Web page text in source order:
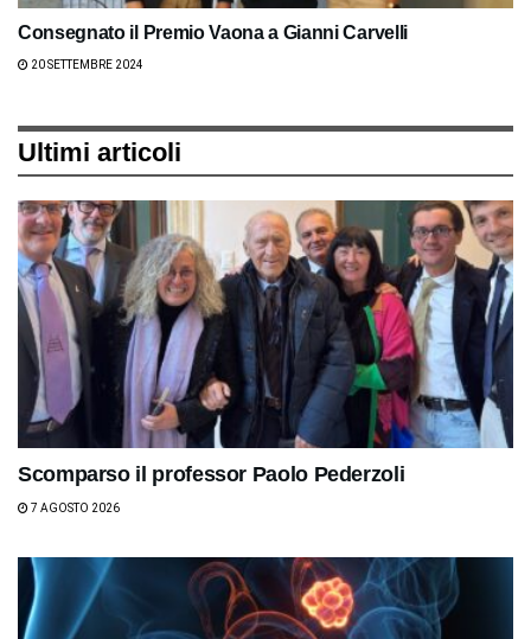
Consegnato il Premio Vaona a Gianni Carvelli
20 SETTEMBRE 2024
Ultimi articoli
Scomparso il professor Paolo Pederzoli
7 AGOSTO 2026